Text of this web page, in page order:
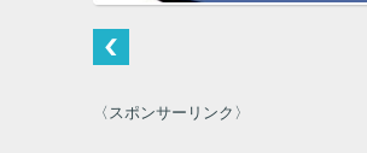
〈スポンサーリンク〉